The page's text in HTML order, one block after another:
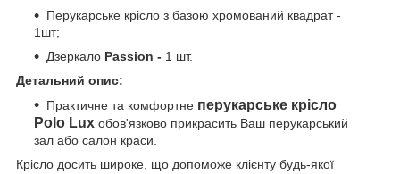
Перукарське крісло з базою хромований квадрат -
1шт;
Дзеркало Passion - 1 шт.
Детальний опис:
Практичне та комфортне перукарське крісло
Polo Lux обов'язково прикрасить Ваш перукарський
зал або салон краси.
Крісло досить широке, що допоможе клієнту будь-якої